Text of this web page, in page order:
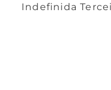
Indefinida